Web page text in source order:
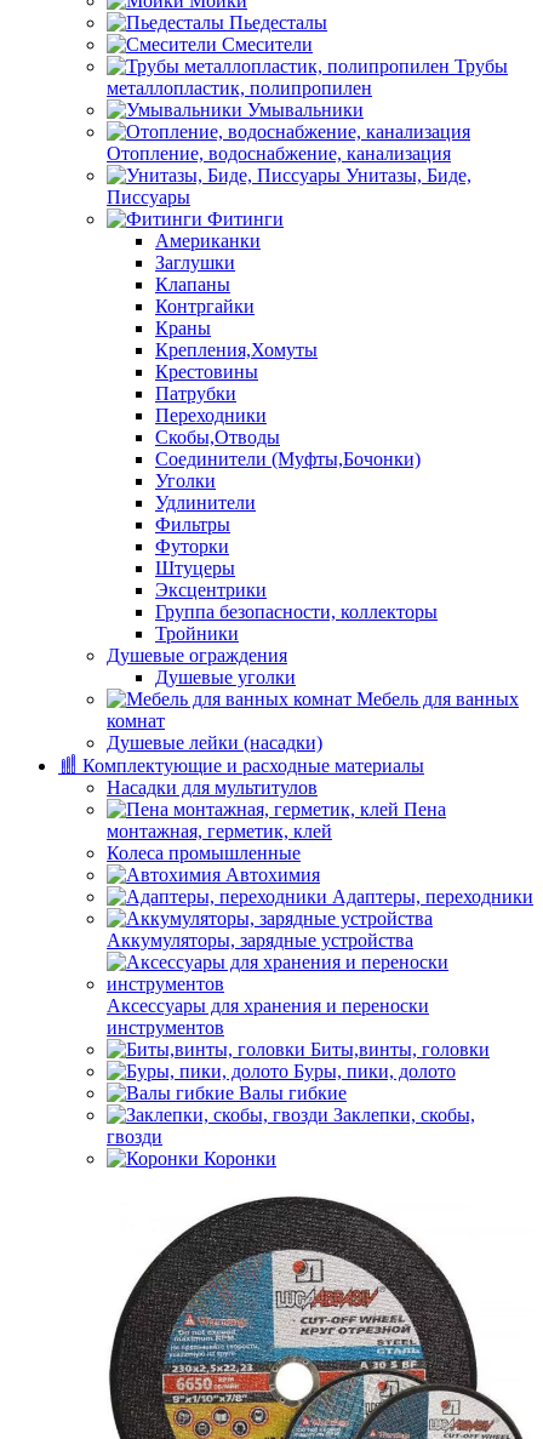
Пьедесталы
Смесители
Трубы
металлопластик, полипропилен
Умывальники
Отопление, водоснабжение, канализация
Унитазы, Биде,
Писсуары
Фитинги
Американки
Заглушки
Клапаны
Контргайки
Краны
Крепления,Хомуты
Крестовины
Патрубки
Переходники
Скобы,Отводы
Соединители (Муфты,Бочонки)
Уголки
Удлинители
Фильтры
Футорки
Штуцеры
Эксцентрики
Группа безопасности, коллекторы
Тройники
Душевые ограждения
Душевые уголки
Мебель для ванных
комнат
Душевые лейки (насадки)
Комплектующие и расходные материалы
Насадки для мультитулов
Пена
монтажная, герметик, клей
Колеса промышленные
Автохимия
Адаптеры, переходники
Аккумуляторы, зарядные устройства
Аксессуары для хранения и переноски
инструментов
Биты,винты, головки
Буры, пики, долото
Валы гибкие
Заклепки, скобы,
гвозди
Коронки